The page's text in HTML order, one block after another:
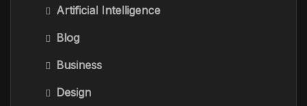
Artificial Intelligence
Blog
Business
Design